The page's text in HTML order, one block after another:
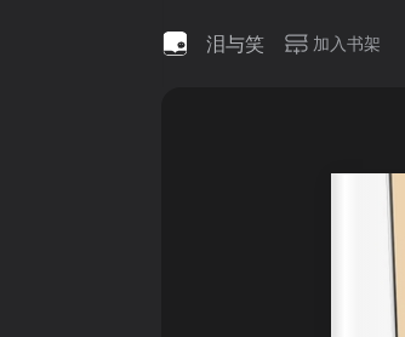
泪与笑 加入书架